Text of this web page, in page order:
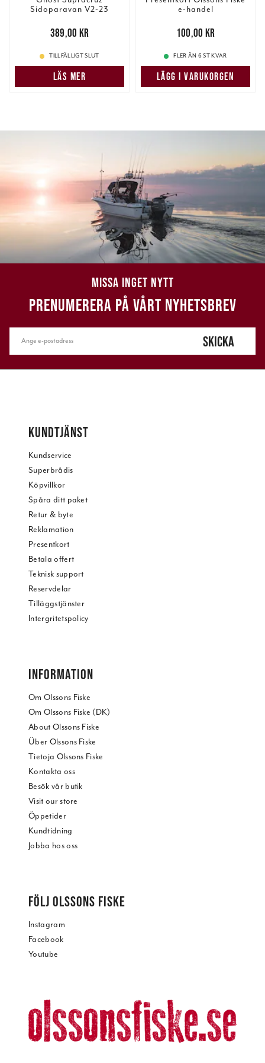
Sidoparavan V2-23
389,00 kr
389,00 kr
TILLFÄLLIGT SLUT
LÄS MER
e-handel
100,00 kr
100,00 kr
FLER ÄN 6 ST KVAR
LÄGG I VARUKORGEN
MISSA INGET NYTT
PRENUMERERA PÅ VÅRT NYHETSBREV
SKICKA
KUNDTJÄNST
Kundservice
Superbrådis
Köpvillkor
Spåra ditt paket
Retur & byte
Reklamation
Presentkort
Betala offert
Teknisk support
Reservdelar
Tilläggstjänster
Intergritetspolicy
INFORMATION
Om Olssons Fiske
Om Olssons Fiske (DK)
About Olssons Fiske
Über Olssons Fiske
Tietoja Olssons Fiske
Kontakta oss
Besök vår butik
Visit our store
Öppetider
Kundtidning
Jobba hos oss
FÖLJ OLSSONS FISKE
Instagram
Facebook
Youtube